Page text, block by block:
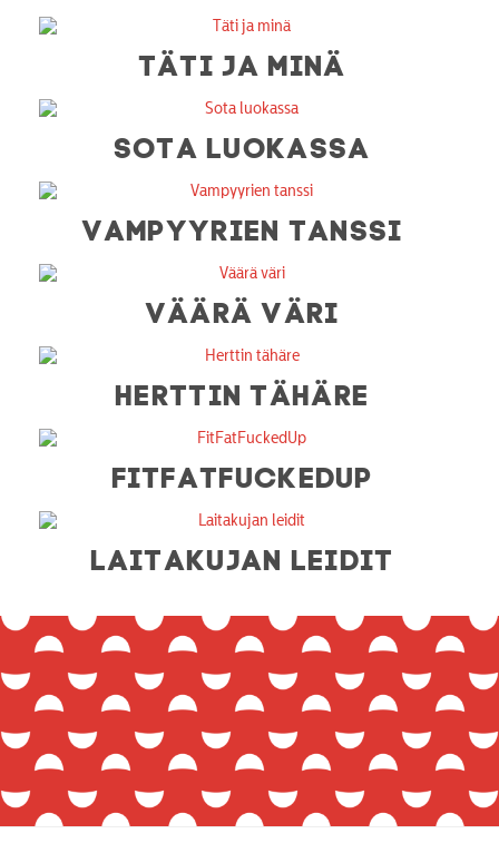
TÄTI JA MINÄ
SOTA LUOKASSA
VAMPYYRIEN TANSSI
VÄÄRÄ VÄRI
HERTTIN TÄHÄRE
FITFATFUCKEDUP
LAITAKUJAN LEIDIT